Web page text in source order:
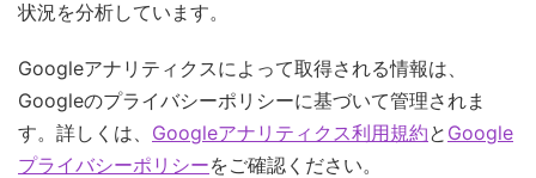
状況を分析しています。
Googleアナリティクスによって取得される情報は、
Googleのプライバシーポリシーに基づいて管理されま
す。詳しくは、 Googleアナリティクス利用規約と Google
プライバシーポリシーをご確認ください。